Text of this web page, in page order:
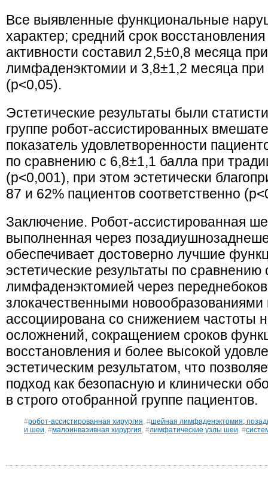
Все выявленные функциональные
характер; средний срок
активности составил 2,5±0,8 месяца
лимфаденэктомии и 3,8±1,2 месяца
(p<0,05).
Эстетические результаты были
группе робот-ассистированных
показатель удовлетворенности
по сравнению с 6,8±1,1 балла при
(p<0,001), при этом эстетически
87 и 62% пациентов соответственно
Заключение. Робот-ассистированная
выполненная через
обеспечивает достоверно лучшие
эстетические результаты по
лимфаденэктомией через
злокачественными
ассоциирована со снижением частоты
осложнений, сокращением сроков
восстановления и более высокой
эстетическим результатом, что
подход как безопасную и клинически
в строго отобранной группе пациентов.
#робот-ассистированная хирургия, #шейная лимфаденэктомия;
и шеи, #малоинвазивная хирургия, #лимфатические узлы шеи, #